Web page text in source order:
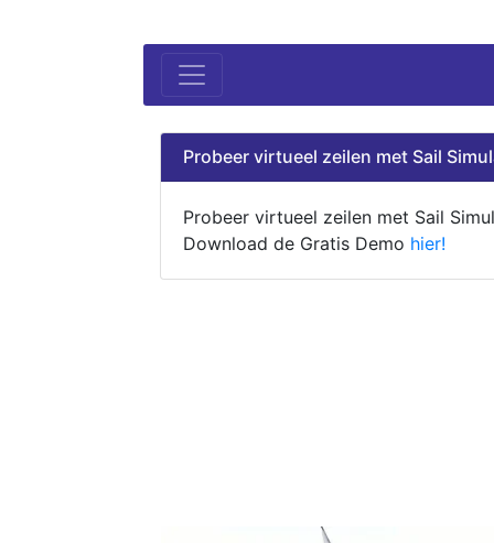
Probeer virtueel zeilen met Sail
Probeer virtueel zeilen met Sail
Download de Gratis Demo hier!